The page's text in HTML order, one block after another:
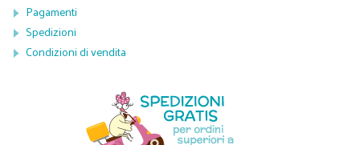
Pagamenti
Spedizioni
Condizioni di vendita